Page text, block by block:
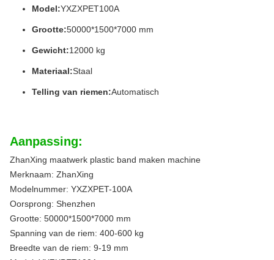
Model:YXZXPET100A
Grootte:50000*1500*7000 mm
Gewicht:12000 kg
Materiaal:Staal
Telling van riemen:Automatisch
Aanpassing:
ZhanXing maatwerk plastic band maken machine
Merknaam: ZhanXing
Modelnummer: YXZXPET-100A
Oorsprong: Shenzhen
Grootte: 50000*1500*7000 mm
Spanning van de riem: 400-600 kg
Breedte van de riem: 9-19 mm